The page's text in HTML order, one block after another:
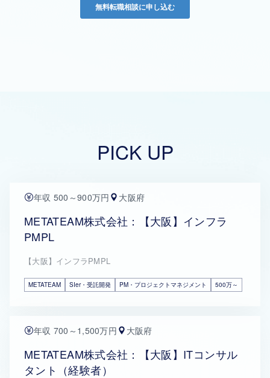
PICK UP
年収 500～900万円 大阪府
METATEAM株式会社：【大阪】インフラ
PMPL
【大阪】インフラPMPL
METATEAM SIer・受託開発 PM・プロジェクトマネジメント 500万～
年収 700～1,500万円 大阪府
METATEAM株式会社：【大阪】ITコンサル
タント（経験者）